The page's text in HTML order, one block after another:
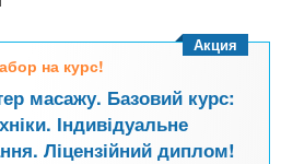
на курс!
масажу. Базовий курс:
Індивідуальне
Ліцензійний диплом!
Акция